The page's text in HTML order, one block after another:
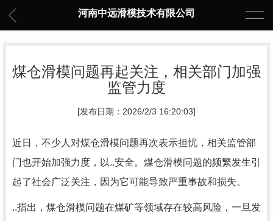
河南中远滑模技术有限公司
煤仓滑模问题再起关注，相关部门加强
监管力度
[发布日期：2026/2/3 16:20:03]
近日，不少人对煤仓滑模问题再次表示担忧，相关监管部
门也开始加强力度，以..安全。煤仓滑模问题的频繁发生引
起了社会广泛关注，因为它可能导致严重事故和损失。
..指出，煤仓滑模问题在煤矿等领域存在较高风险，一旦发